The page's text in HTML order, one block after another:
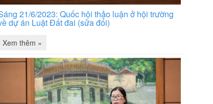
21/6/2023: Quốc hội thảo luận ở hội trường
dự án Luật Đất đai (sửa đổi)
Xem thêm »